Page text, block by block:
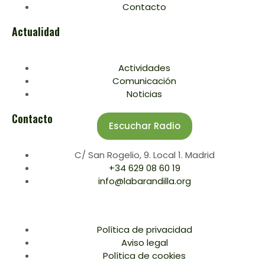
Contacto
Actualidad
Actividades
Comunicación
Noticias
Contacto
C/ San Rogelio, 9. Local 1. Madrid
+34 629 08 60 19
info@labarandilla.org
Escuchar Radio
Política de privacidad
Aviso legal
Política de cookies